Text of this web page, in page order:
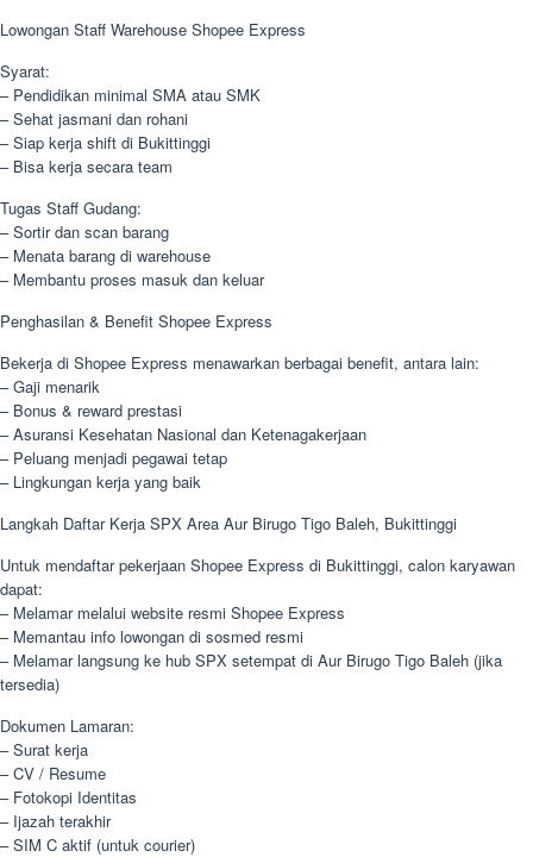
Lowongan Staff Warehouse Shopee Express
Syarat:
– Pendidikan minimal SMA atau SMK
– Sehat jasmani dan rohani
– Siap kerja shift di Bukittinggi
– Bisa kerja secara team
Tugas Staff Gudang:
– Sortir dan scan barang
– Menata barang di warehouse
– Membantu proses masuk dan keluar
Penghasilan & Benefit Shopee Express
Bekerja di Shopee Express menawarkan berbagai benefit, antara lain:
– Gaji menarik
– Bonus & reward prestasi
– Asuransi Kesehatan Nasional dan Ketenagakerjaan
– Peluang menjadi pegawai tetap
– Lingkungan kerja yang baik
Langkah Daftar Kerja SPX Area Aur Birugo Tigo Baleh, Bukittinggi
Untuk mendaftar pekerjaan Shopee Express di Bukittinggi, calon karyawan
dapat:
– Melamar melalui website resmi Shopee Express
– Memantau info lowongan di sosmed resmi
– Melamar langsung ke hub SPX setempat di Aur Birugo Tigo Baleh (jika
tersedia)
Dokumen Lamaran:
– Surat kerja
– CV / Resume
– Fotokopi Identitas
– Ijazah terakhir
– SIM C aktif (untuk courier)